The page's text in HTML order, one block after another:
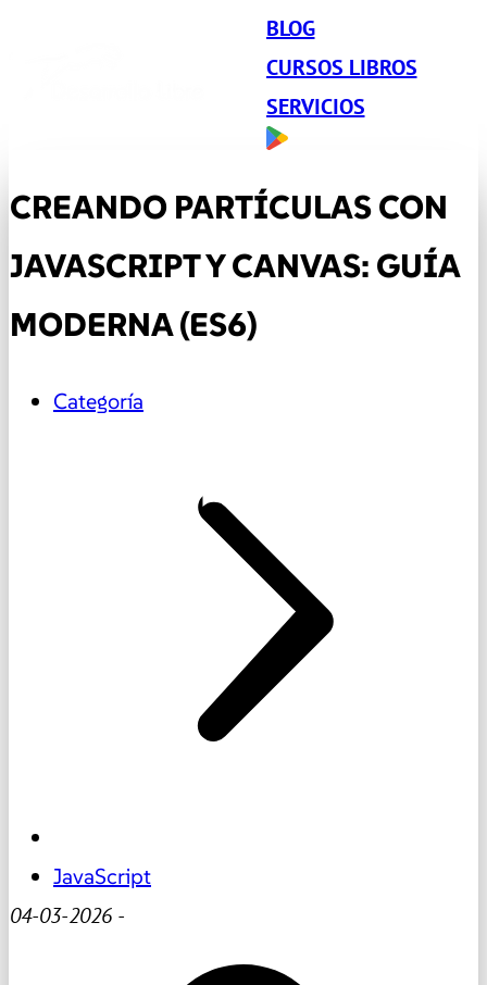
BLOG
CURSOS LIBROS
SERVICIOS
CREANDO PARTÍCULAS CON
JAVASCRIPT Y CANVAS: GUÍA
MODERNA (ES6)
Categoría
JavaScript
04-03-2026 -